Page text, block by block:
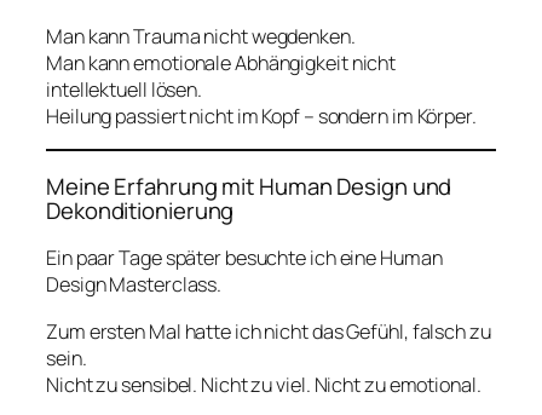
Man kann Trauma nicht wegdenken.
Man kann emotionale Abhängigkeit nicht
intellektuell lösen.
Heilung passiert nicht im Kopf – sondern im Körper.
Meine Erfahrung mit Human Design und
Dekonditionierung
Ein paar Tage später besuchte ich eine Human
Design Masterclass.
Zum ersten Mal hatte ich nicht das Gefühl, falsch zu
sein.
Nicht zu sensibel. Nicht zu viel. Nicht zu emotional.